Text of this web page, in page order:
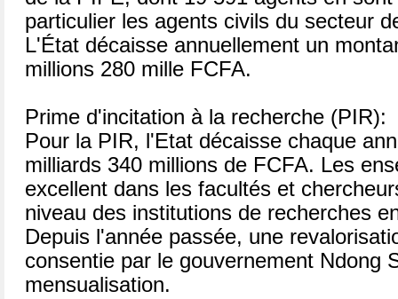
particulier les agents civils du secteur
L'État décaisse annuellement un
millions 280 mille FCFA.
Prime d'incitation à la recherche (PIR):
Pour la PIR, l'Etat décaisse chaque
milliards 340 millions de FCFA. Les
excellent dans les facultés et
niveau des institutions de recherches
Depuis l'année passée, une
consentie par le gouvernement Ndong
mensualisation.